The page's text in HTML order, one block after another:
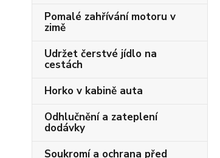
Pomalé zahřívání motoru v
zimě
Udržet čerstvé jídlo na
cestách
Horko v kabině auta
Odhlučnění a zateplení
dodávky
Soukromí a ochrana před